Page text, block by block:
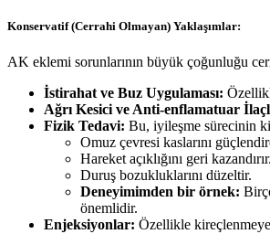
Konservatif (Cerrahi Olmayan) Yaklaşımlar:
AK eklemi sorunlarının büyük çoğunluğu
İstirahat ve Buz Uygulaması:
Ağrı Kesici ve Anti-enflamatuar
Fizik Tedavi: Bu, iyileşme sürecinin
Omuz çevresi kaslarını
Hareket açıklığını geri kazandırır.
Duruş bozukluklarını düzeltir.
Deneyimimden bir örnek:
önemlidir.
Enjeksiyonlar: Özellikle